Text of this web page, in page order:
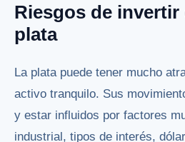
Riesgos de invertir
plata
La plata puede tener mucho
activo tranquilo. Sus
y estar influidos por factores
industrial, tipos de interés,